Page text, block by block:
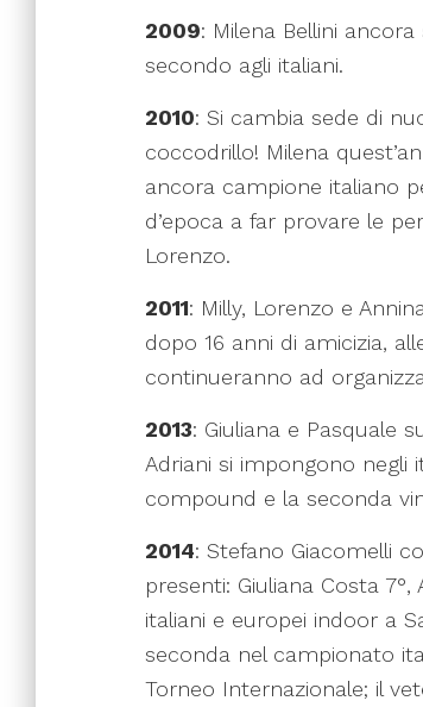
2009: Milena Bellini
secondo agli italiani.
2010: Si cambia sede di
coccodrillo! Milena
ancora campione italiano
d’epoca a far provare le
Lorenzo.
2011: Milly, Lorenzo e
dopo 16 anni di amicizia,
continueranno ad
2013: Giuliana e Pasquale
Adriani si impongono negli
compound e la seconda
2014: Stefano Giacomelli
presenti: Giuliana Costa
italiani e europei indoor a
seconda nel campionato
Torneo Internazionale; il